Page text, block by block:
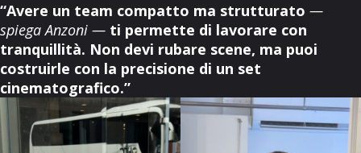
“Avere un team compatto ma strutturato —
spiega Anzoni — ti permette di lavorare con
tranquillità. Non devi rubare scene, ma puoi
costruirle con la precisione di un set
cinematografico.”